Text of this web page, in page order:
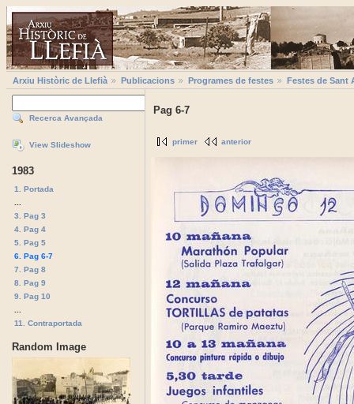
Arxiu Històric de Llefià Publicacions Programes de festes Festes de Sant
Recerca Avançada
View Slideshow
1983
1. Portada
3. Pag 3
4. Pag 4
5. Pag 5
6. Pag 6-7
7. Pag 8
8. Pag 9
9. Pag 10
11. Contraportada
Random Image
Pag 6-7
primer anterior